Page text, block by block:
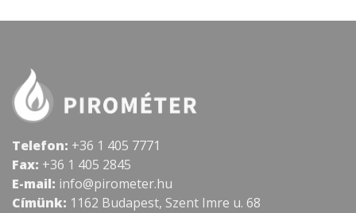
Telefon: +36 1 405 7771
Fax: +36 1 405 2845
E-mail: info@pirometer.hu
Címünk: 1162 Budapest, Szent Imre u. 68